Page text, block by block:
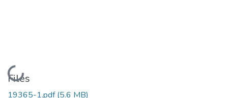
Loading...
Files
19365-1.pdf(5.6 MB)